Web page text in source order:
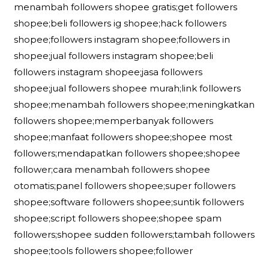
menambah followers shopee gratis;get followers
shopee;beli followers ig shopee;hack followers
shopee;followers instagram shopee;followers in
shopee;jual followers instagram shopee;beli
followers instagram shopee;jasa followers
shopee;jual followers shopee murah;link followers
shopee;menambah followers shopee;meningkatkan
followers shopee;memperbanyak followers
shopee;manfaat followers shopee;shopee most
followers;mendapatkan followers shopee;shopee
follower;cara menambah followers shopee
otomatis;panel followers shopee;super followers
shopee;software followers shopee;suntik followers
shopee;script followers shopee;shopee spam
followers;shopee sudden followers;tambah followers
shopee;tools followers shopee;follower